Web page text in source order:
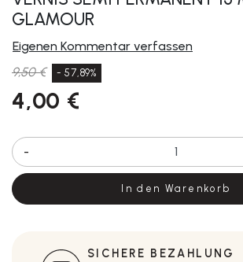
GLAMOUR
Eigenen Kommentar verfassen
9,50 €
- 57,89%
4,00 €
-
In den Warenkorb
SICHERE BEZAHLUNG